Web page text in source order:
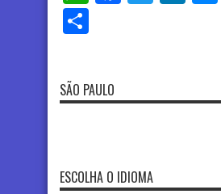
SÃO PAULO
ESCOLHA O IDIOMA